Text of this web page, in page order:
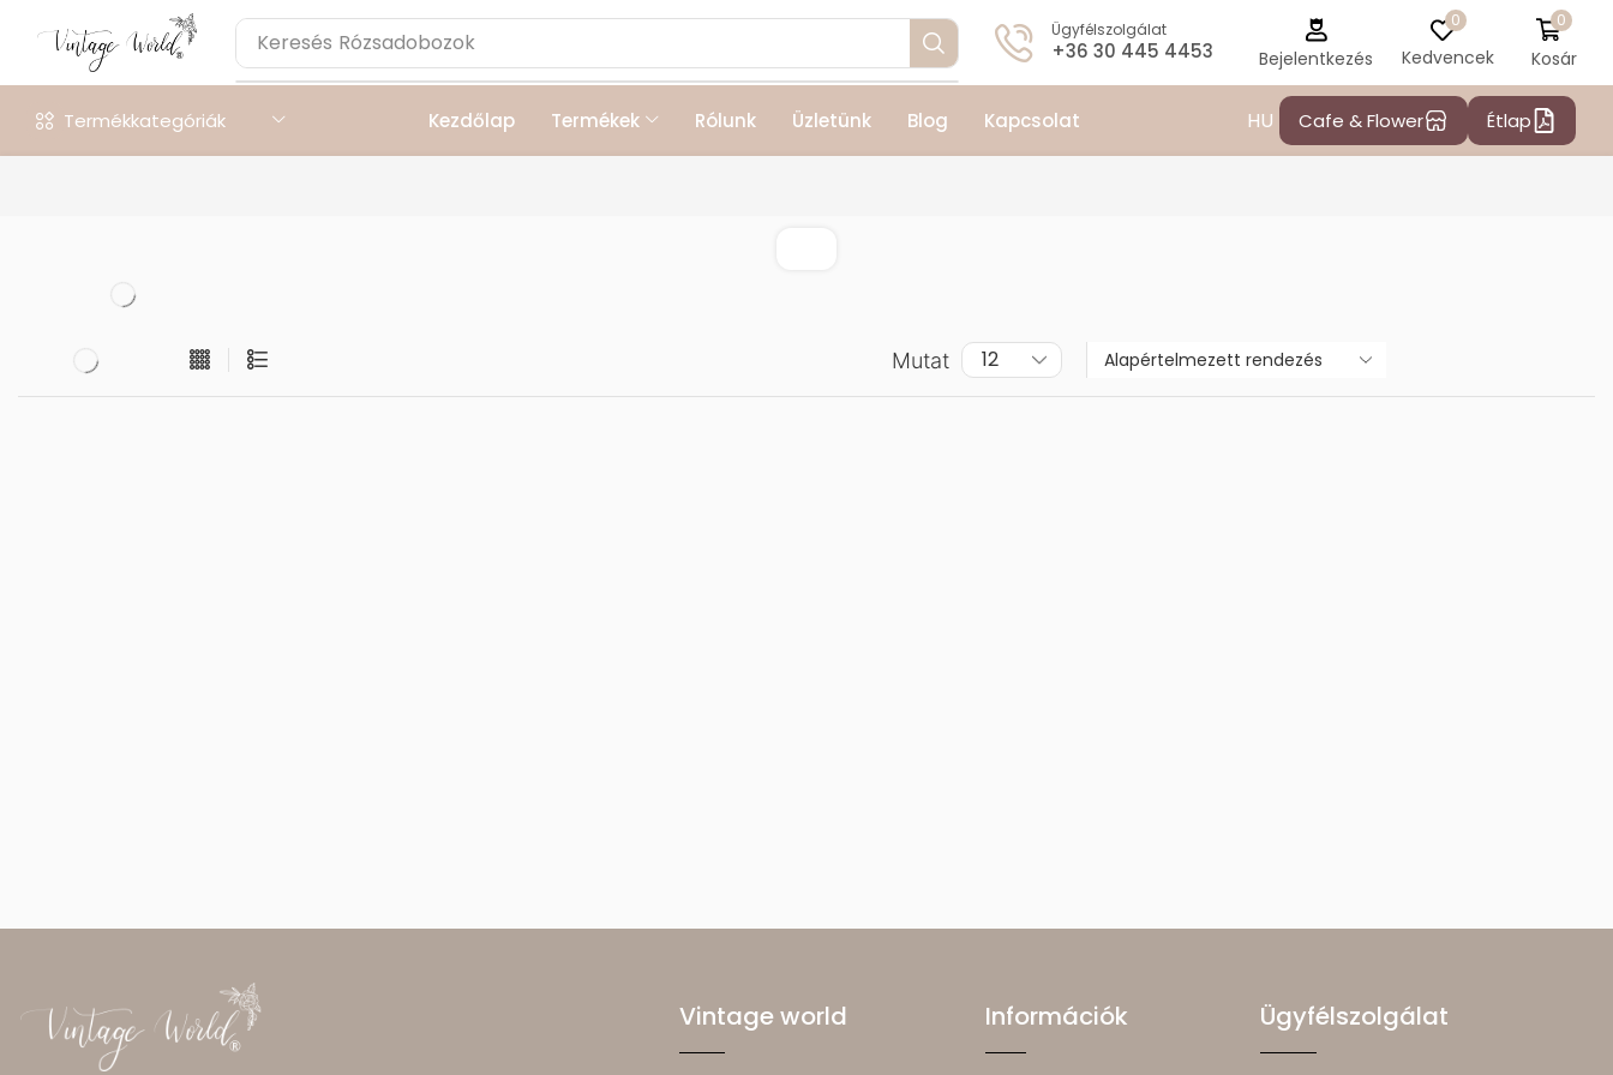
Keresés Rózsadobozok Ügyfélszolgálat
+36 30 445 4453 Bejelentkezés
0
Kedvencek
0
Kosár
Termékkategóriák Kezdőlap Termékek Rólunk Üzletünk Blog Kapcsolat HU Cafe & Flower Étlap
Mutat
Vintage world Információk Ügyfélszolgálat